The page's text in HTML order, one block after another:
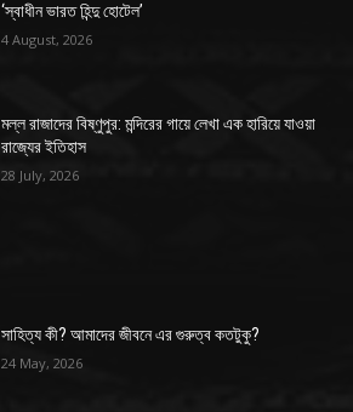
‘স্বাধীন ভারত হিন্দু হোটেল’
4 August, 2026
মল্ল রাজাদের বিষ্ণুপুর: মন্দিরের গায়ে লেখা এক হারিয়ে যাওয়া
রাজ্যের ইতিহাস
28 July, 2026
সাহিত্য কী? আমাদের জীবনে এর গুরুত্ব কতটুকু?
24 May, 2026